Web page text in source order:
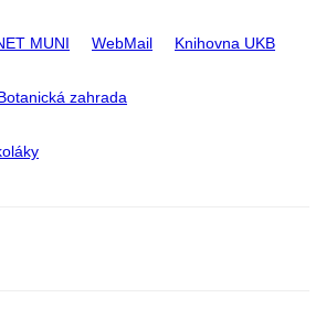
MUNI WebMail Knihovna UKB
zahrada